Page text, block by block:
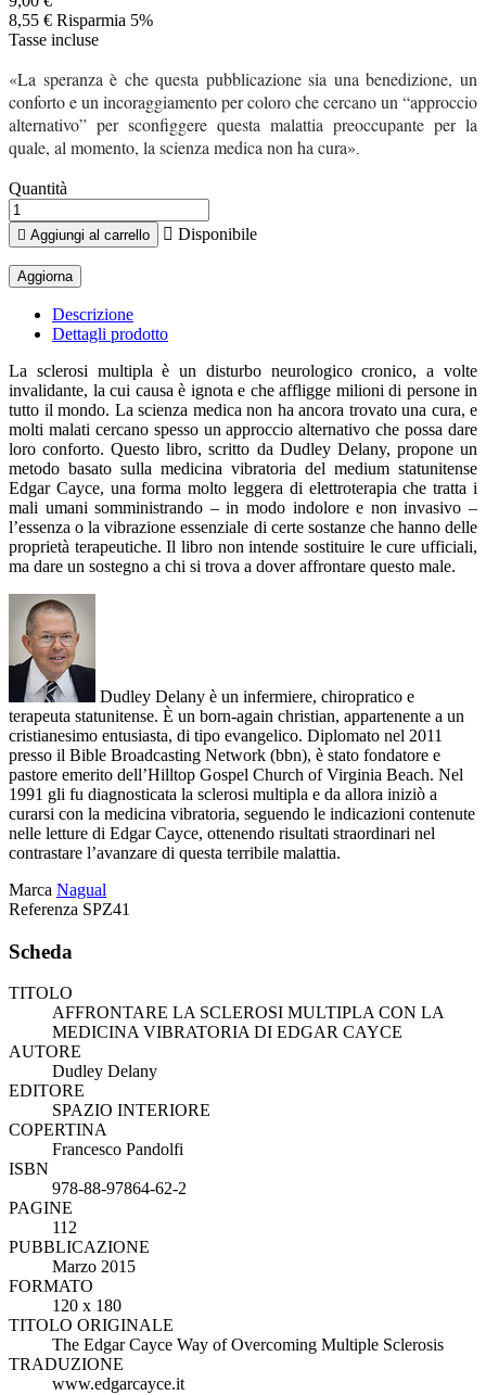
8,55 € Risparmia 5%
Tasse incluse
«La speranza è che questa pubblicazione sia una benedizione, un
conforto e un incoraggiamento per coloro che cercano un “approccio
alternativo” per sconfiggere questa malattia preoccupante per la
quale, al momento, la scienza medica non ha cura»
Quantità
 Aggiungi al carrello  Disponibile
Descrizione
Dettagli prodotto
La sclerosi multipla è un disturbo neurologico cronico, a volte
invalidante, la cui causa è ignota e che affligge milioni di persone in
tutto il mondo. La scienza medica non ha ancora trovato una cura, e
molti malati cercano spesso un approccio alternativo che possa dare
loro conforto. Questo libro, scritto da Dudley Delany, propone un
metodo basato sulla medicina vibratoria del medium statunitense
Edgar Cayce, una forma molto leggera di elettroterapia che tratta i
mali umani somministrando – in modo indolore e non invasivo –
l’essenza o la vibrazione essenziale di certe sostanze che hanno delle
proprietà terapeutiche. Il libro non intende sostituire le cure ufficiali,
ma dare un sostegno a chi si trova a dover affrontare questo male.
Dudley Delany è un infermiere, chiropratico e
terapeuta statunitense. È un born-again christian, appartenente a un
cristianesimo entusiasta, di tipo evangelico. Diplomato nel 2011
presso il Bible Broadcasting Network (bbn), è stato fondatore e
pastore emerito dell’Hilltop Gospel Church of Virginia Beach. Nel
1991 gli fu diagnosticata la sclerosi multipla e da allora iniziò a
curarsi con la medicina vibratoria, seguendo le indicazioni contenute
nelle letture di Edgar Cayce, ottenendo risultati straordinari nel
contrastare l’avanzare di questa terribile malattia.
Marca Nagual
Referenza SPZ41
Scheda
TITOLO
AFFRONTARE LA SCLEROSI MULTIPLA CON LA
MEDICINA VIBRATORIA DI EDGAR CAYCE
AUTORE
Dudley Delany
EDITORE
SPAZIO INTERIORE
COPERTINA
Francesco Pandolfi
ISBN
978-88-97864-62-2
PAGINE
112
PUBBLICAZIONE
Marzo 2015
FORMATO
120 x 180
TITOLO ORIGINALE
The Edgar Cayce Way of Overcoming Multiple Sclerosis
TRADUZIONE
www.edgarcayce.it